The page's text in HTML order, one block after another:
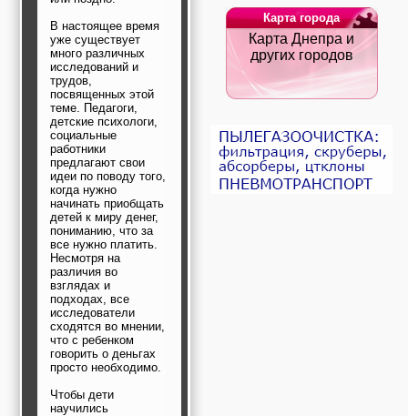
авиакомпании, ж/д
перевозки,
пансионаты, отели,
гостинницы
Трудоустройство,
кадровые агентства,
крюининг
Программирование
сайта
В настоящее время
уже существует
много различных
исследований и
трудов,
посвященных этой
теме. Педагоги,
детские психологи,
социальные
работники
предлагают свои
идеи по поводу того,
когда нужно
начинать приобщать
детей к миру денег,
пониманию, что за
все нужно платить.
Несмотря на
различия во
взглядах и
подходах, все
исследователи
сходятся во мнении,
что с ребенком
говорить о деньгах
просто необходимо.
Чтобы дети
научились
Карта города
Карта Днепра и
других городов